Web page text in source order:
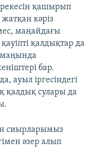
қашырып
кәріз
маңайдағы
қалдықтар да
бар.
ауыл іргесіндегі
қалдық сулары да
сиырларымыз
әзер алып